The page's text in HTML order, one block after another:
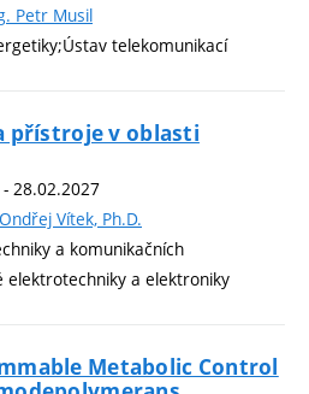
Petr Musil
telekomunikací
přístroje v oblasti
28.02.2027
Vítek, Ph.D.
a komunikačních
elektrotechniky a elektroniky
Metabolic Control